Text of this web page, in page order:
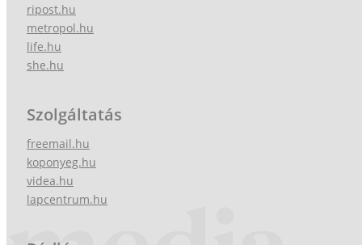
ripost.hu
metropol.hu
life.hu
she.hu
Szolgáltatás
freemail.hu
koponyeg.hu
videa.hu
lapcentrum.hu